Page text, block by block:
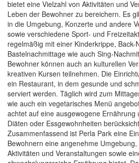
bietet eine Vielzahl von Aktivitäten und
Leben der Bewohner zu bereichern. Es
in die Umgebung, Konzerte und andere
sowie verschiedene Sport- und
regelmäßig mit einer Kinderkrippe, Back-
Bastelnachmittage wie auch Sing-
Bewohner können auch an kulturellen
kreativen Kursen teilnehmen. Die
ein Restaurant, in dem gesunde und
serviert werden. Täglich wird zum
wie auch ein vegetarisches Menü
achtet auf eine ausgewogene Ernährung
Diäten oder Essgewohnheiten
Zusammenfassend ist Perla Park eine
Bewohnern eine angenehme
Aktivitäten und Veranstaltungen sowie